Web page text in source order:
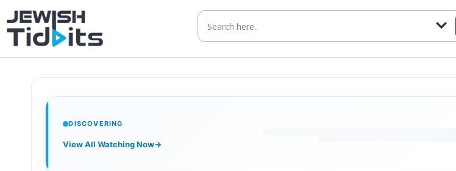
Skip
to
content
DISCOVERING
View All Watching Now→